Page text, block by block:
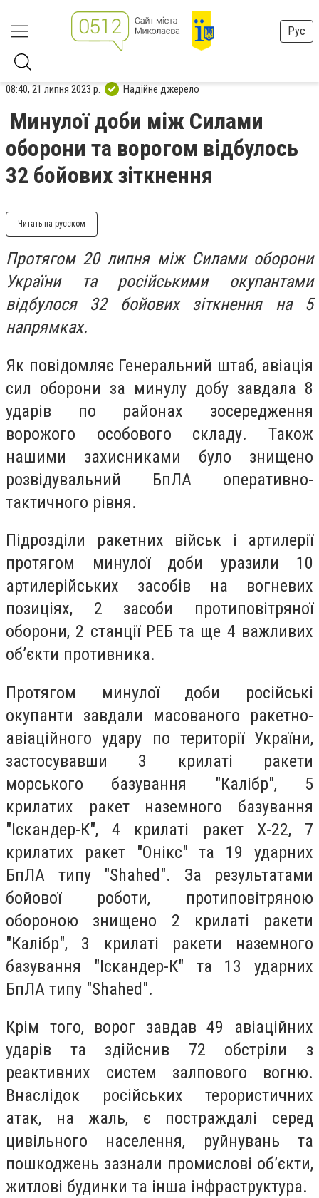
Рус
08:40, 21 липня 2023 р. Надійне джерело
Минулої доби між Силами
оборони та ворогом відбулось
32 бойових зіткнення
Читать на русском
Протягом 20 липня між Силами оборони
України та російськими окупантами
відбулося 32 бойових зіткнення на 5
напрямках.
Як повідомляє Генеральний штаб, авіація
сил оборони за минулу добу завдала 8
ударів по районах зосередження
ворожого особового складу. Також
нашими захисниками було знищено
розвідувальний БпЛА оперативно-
тактичного рівня.
Підрозділи ракетних військ і артилерії
протягом минулої доби уразили 10
артилерійських засобів на вогневих
позиціях, 2 засоби протиповітряної
оборони, 2 станції РЕБ та ще 4 важливих
об’єкти противника.
Протягом минулої доби російські
окупанти завдали масованого ракетно-
авіаційного удару по території України,
застосувавши 3 крилаті ракети
морського базування "Калібр", 5
крилатих ракет наземного базування
"Іскандер-К", 4 крилаті ракет Х-22, 7
крилатих ракет "Онікс" та 19 ударних
БпЛА типу "Shahed". За результатами
бойової роботи, протиповітряною
обороною знищено 2 крилаті ракети
"Калібр", 3 крилаті ракети наземного
базування "Іскандер-К" та 13 ударних
БпЛА типу "Shahed".
Крім того, ворог завдав 49 авіаційних
ударів та здійснив 72 обстріли з
реактивних систем залпового вогню.
Внаслідок російських терористичних
атак, на жаль, є постраждалі серед
цивільного населення, руйнувань та
пошкоджень зазнали промислові об’єкти,
житлові будинки та інша інфраструктура.